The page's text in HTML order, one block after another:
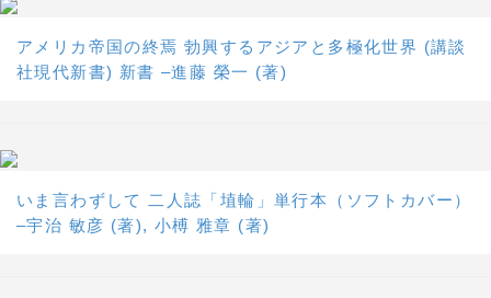
アメリカ帝国の終焉 勃興するアジアと多極化世界 (講談
社現代新書) 新書 –進藤 榮一 (著)
いま言わずして 二人誌「埴輪」単行本（ソフトカバー）
–宇治 敏彦 (著), 小榑 雅章 (著)